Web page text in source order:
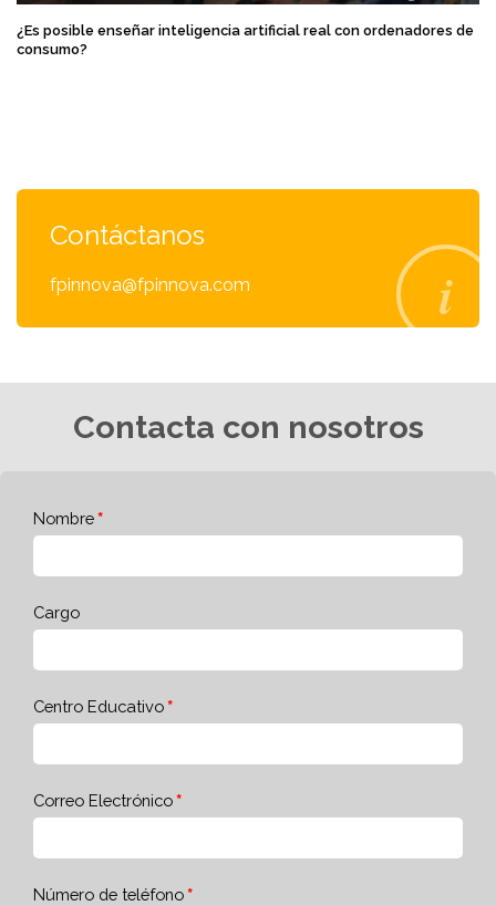
¿Es posible enseñar inteligencia artificial real con ordenadores de
consumo?
Contáctanos
fpinnova@fpinnova.com
Contacta con nosotros
Nombre
Cargo
Centro Educativo
Correo Electrónico
Número de teléfono